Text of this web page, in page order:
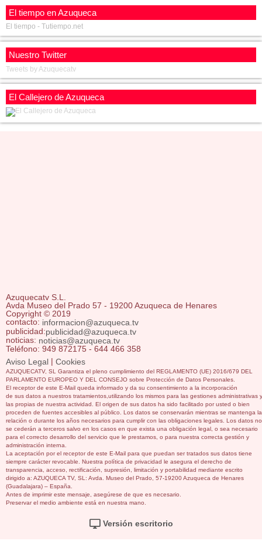
El tiempo en Azuqueca
El tiempo - Tutiempo.net
Nuestro Twitter
Tweets by Azuquecatv
El Callejero de Azuqueca
Azuquecatv S.L.
Avda Museo del Prado 57 - 19200 Azuqueca de Henares
Copyright © 2019
contacto: informacion@azuqueca.tv
publicidad:publicidad@azuqueca.tv
noticias: noticias@azuqueca.tv
Teléfono: 949 872175 - 644 466 358
Aviso Legal | Cookies
AZUQUECATV, SL Garantiza el pleno cumplimiento del REGLAMENTO (UE) 2016/679 DEL
PARLAMENTO EUROPEO Y DEL CONSEJO sobre Protección de Datos Personales.
El receptor de este E-Mail queda informado y da su consentimiento a la incorporación
de sus datos a nuestros tratamientos,utilizando los mismos para las gestiones administrativas y
las propias de nuestra actividad. El origen de sus datos ha sido facilitado por usted o bien
proceden de fuentes accesibles al público. Los datos se conservarán mientras se mantenga la
relación o durante los años necesarios para cumplir con las obligaciones legales. Los datos no
se cederán a terceros salvo en los casos en que exista una obligación legal, o sea necesario
para el correcto desarrollo del servicio que le prestamos, o para nuestra correcta gestión y
administración interna.
La aceptación por el receptor de este E-Mail para que puedan ser tratados sus datos tiene
siempre carácter revocable. Nuestra política de privacidad le asegura el derecho de
transparencia, acceso, rectificación, supresión, limitación y portabilidad mediante escrito
dirigido a: AZUQUECA TV, SL: Avda. Museo del Prado, 57-19200 Azuqueca de Henares
(Guadalajara) – España.
Antes de imprimir este mensaje, asegúrese de que es necesario.
Preservar el medio ambiente está en nuestra mano.
Versión escritorio